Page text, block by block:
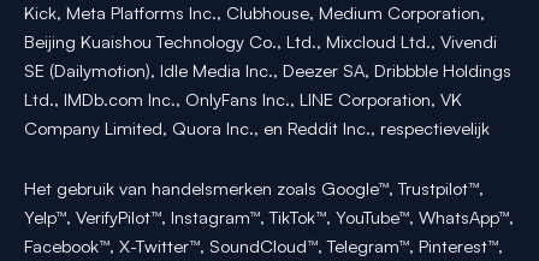
Kick, Meta Platforms Inc., Clubhouse, Medium Corporation,
Beijing Kuaishou Technology Co., Ltd., Mixcloud Ltd., Vivendi
SE (Dailymotion), Idle Media Inc., Deezer SA, Dribbble Holdings
Ltd., IMDb.com Inc., OnlyFans Inc., LINE Corporation, VK
Company Limited, Quora Inc., en Reddit Inc., respectievelijk
Het gebruik van handelsmerken zoals Google™, Trustpilot™,
Yelp™, VerifyPilot™, Instagram™, TikTok™, YouTube™, WhatsApp™,
Facebook™, X-Twitter™, SoundCloud™, Telegram™, Pinterest™,